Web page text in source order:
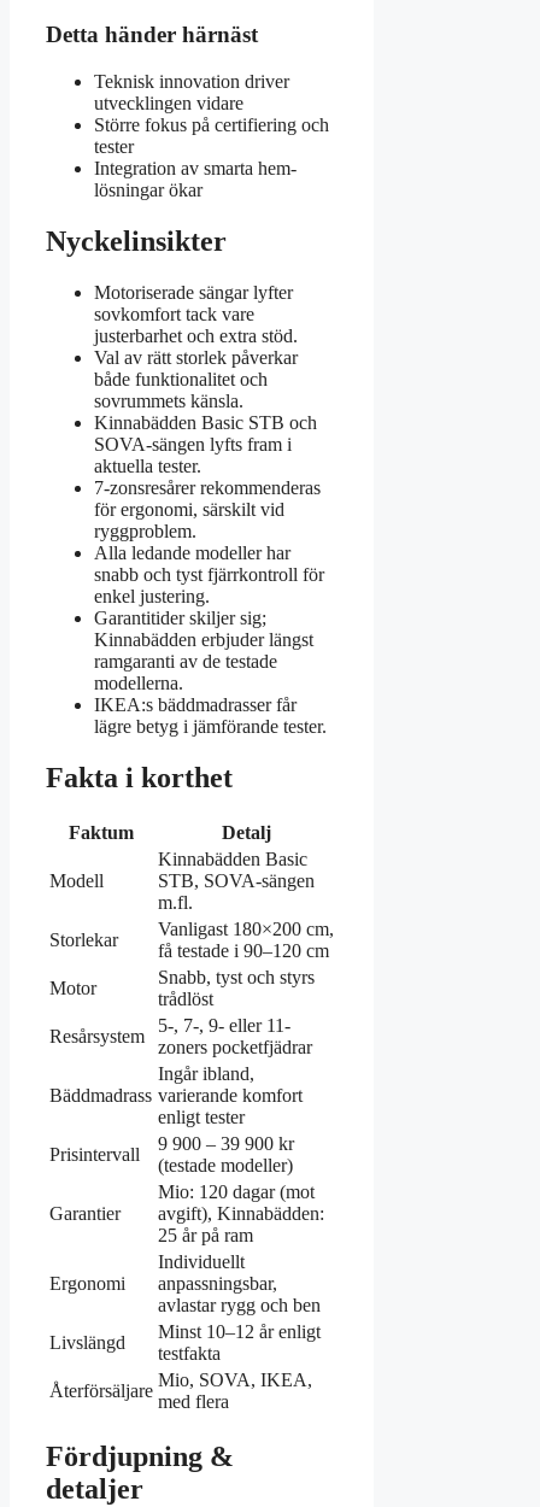
Detta händer härnäst
Teknisk innovation driver
utvecklingen vidare
Större fokus på certifiering och
tester
Integration av smarta hem-
lösningar ökar
Nyckelinsikter
Motoriserade sängar lyfter
sovkomfort tack vare
justerbarhet och extra stöd.
Val av rätt storlek påverkar
både funktionalitet och
sovrummets känsla.
Kinnabädden Basic STB och
SOVA-sängen lyfts fram i
aktuella tester.
7-zonsresårer rekommenderas
för ergonomi, särskilt vid
ryggproblem.
Alla ledande modeller har
snabb och tyst fjärrkontroll för
enkel justering.
Garantitider skiljer sig;
Kinnabädden erbjuder längst
ramgaranti av de testade
modellerna.
IKEA:s bäddmadrasser får
lägre betyg i jämförande tester.
Fakta i korthet
Faktum Detalj
Modell
Kinnabädden Basic
STB, SOVA-sängen
m.fl.
Storlekar
Vanligast 180×200 cm,
få testade i 90–120 cm
Motor
Snabb, tyst och styrs
trådlöst
Resårsystem
5-, 7-, 9- eller 11-
zoners pocketfjädrar
Bäddmadrass
Ingår ibland,
varierande komfort
enligt tester
Prisintervall
9 900 – 39 900 kr
(testade modeller)
Garantier
Mio: 120 dagar (mot
avgift), Kinnabädden:
25 år på ram
Ergonomi
Individuellt
anpassningsbar,
avlastar rygg och ben
Livslängd
Minst 10–12 år enligt
testfakta
Återförsäljare
Mio, SOVA, IKEA,
med flera
Fördjupning &
detaljer